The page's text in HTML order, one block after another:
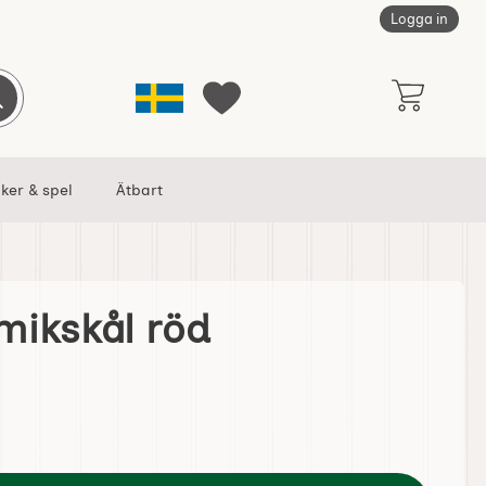
Logga in
Sverige Mina favoriter
sökning
& spel Ätbart
favorit röd
keramikskål röd